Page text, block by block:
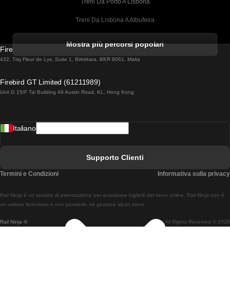
Treni Da Porto A Lisbona
Treni Da Lisbona A Albufeira
Treni Da Lisbona A Lagos
Treni Da Lisbona A Madrid
Treni Da Lisbon A Braga
Treni Da Braga A Lisbona
Mostra più percorsi popolari
Firebird GT Limited (OC 1451)
432, Triq Fleur de Lys, Suite 1, Birkirkara, BKR 9061, Malta
Firebird GT Limited (61211989)
Unit G 15/F Tal Building 49 Austin Road, KL, Hong Kong
Rail Ninja ® All Rights Reserved © 2026
Rail Ninja è un servizio di prenotazione per acquistare biglietti del treno online. Rail Ninja non è
un vettore ferroviario e non possiede né gestisce alcun treno.
Italiano
Supporto Clienti
Termini e Condizioni Informativa sulla privacy